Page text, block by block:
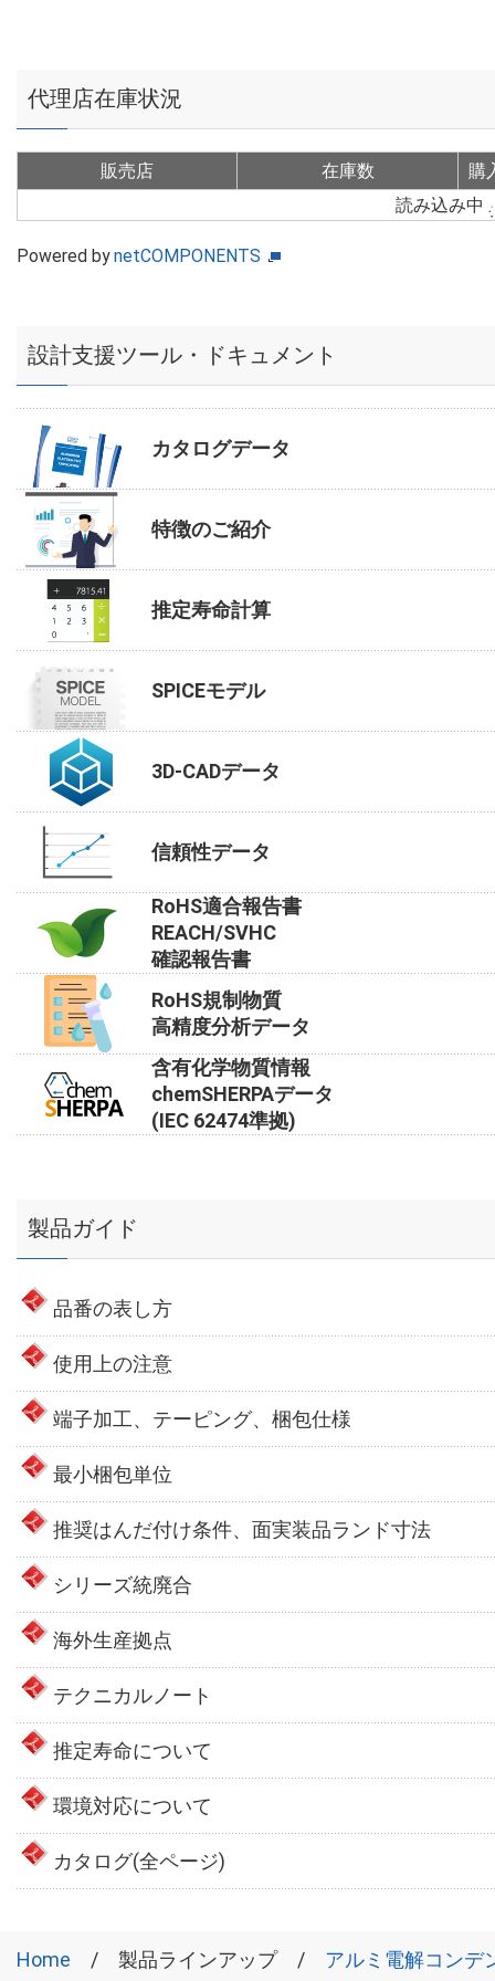
代理店在庫状況
販売店 在庫数
購
読み込み中
Powered bynetCOMPONENTS
設計支援ツール・ドキュメント
カタログデータ
特徴のご紹介
推定寿命計算
SPICEモデル
3D-CADデータ
信頼性データ
RoHS適合報告書
REACH/SVHC
確認報告書
RoHS規制物質
高精度分析データ
含有化学物質情報
chemSHERPAデータ
(IEC 62474準拠)
製品ガイド
品番の表し方
使用上の注意
端子加工、テーピング、梱包仕様
最小梱包単位
推奨はんだ付け条件、面実装品ランド寸法
シリーズ統廃合
海外生産拠点
テクニカルノート
推定寿命について
環境対応について
カタログ(全ページ)
Home 製品ラインアップ アルミ電解コンデ